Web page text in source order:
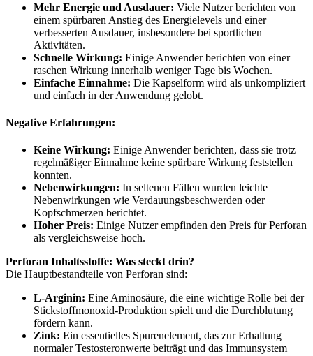
Mehr Energie und Ausdauer: Viele Nutzer berichten von
einem spürbaren Anstieg des Energielevels und einer
verbesserten Ausdauer, insbesondere bei sportlichen
Aktivitäten.
Schnelle Wirkung: Einige Anwender berichten von einer
raschen Wirkung innerhalb weniger Tage bis Wochen.
Einfache Einnahme: Die Kapselform wird als unkompliziert
und einfach in der Anwendung gelobt.
Negative Erfahrungen:
Keine Wirkung: Einige Anwender berichten, dass sie trotz
regelmäßiger Einnahme keine spürbare Wirkung feststellen
konnten.
Nebenwirkungen: In seltenen Fällen wurden leichte
Nebenwirkungen wie Verdauungsbeschwerden oder
Kopfschmerzen berichtet.
Hoher Preis: Einige Nutzer empfinden den Preis für Perforan
als vergleichsweise hoch.
Perforan Inhaltsstoffe: Was steckt drin?
Die Hauptbestandteile von Perforan sind:
L-Arginin: Eine Aminosäure, die eine wichtige Rolle bei der
Stickstoffmonoxid-Produktion spielt und die Durchblutung
fördern kann.
Zink: Ein essentielles Spurenelement, das zur Erhaltung
normaler Testosteronwerte beiträgt und das Immunsystem